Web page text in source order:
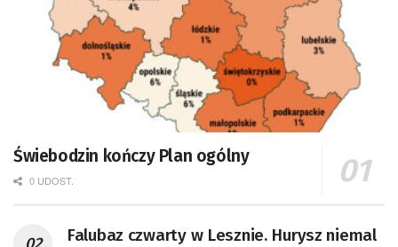
Świebodzin kończy Plan ogólny
0 UDOST.
Falubaz czwarty w Lesznie. Hurysz niemal